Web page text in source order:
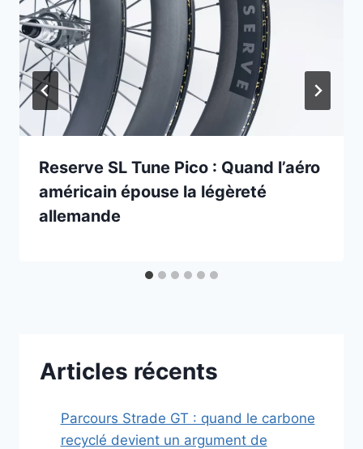
Reserve SL Tune Pico : Quand l’aéro
américain épouse la légèreté
allemande
Articles récents
Parcours Strade GT : quand le carbone
recyclé devient un argument de